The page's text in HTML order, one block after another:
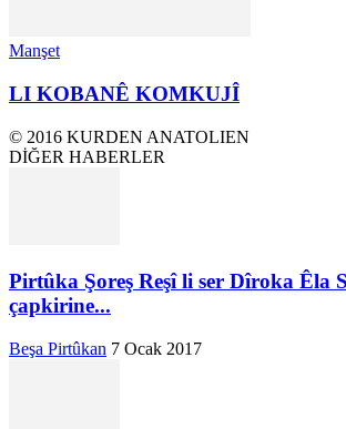
Manşet
LI KOBANÊ KOMKUJÎ
© 2016 KURDEN ANATOLIEN
DİĞER HABERLER
Pirtûka Şoreş Reşî li ser Dîroka Êla
çapkirine...
Beşa Pirtûkan 7 Ocak 2017